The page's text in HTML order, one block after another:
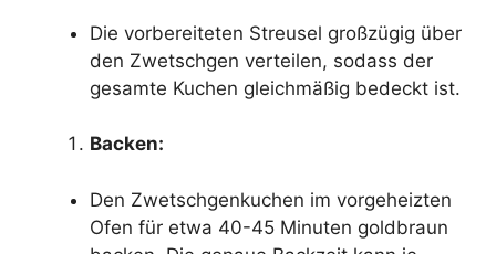
Die vorbereiteten Streusel großzügig über
den Zwetschgen verteilen, sodass der
gesamte Kuchen gleichmäßig bedeckt ist.
Backen:
Den Zwetschgenkuchen im vorgeheizten
Ofen für etwa 40-45 Minuten goldbraun